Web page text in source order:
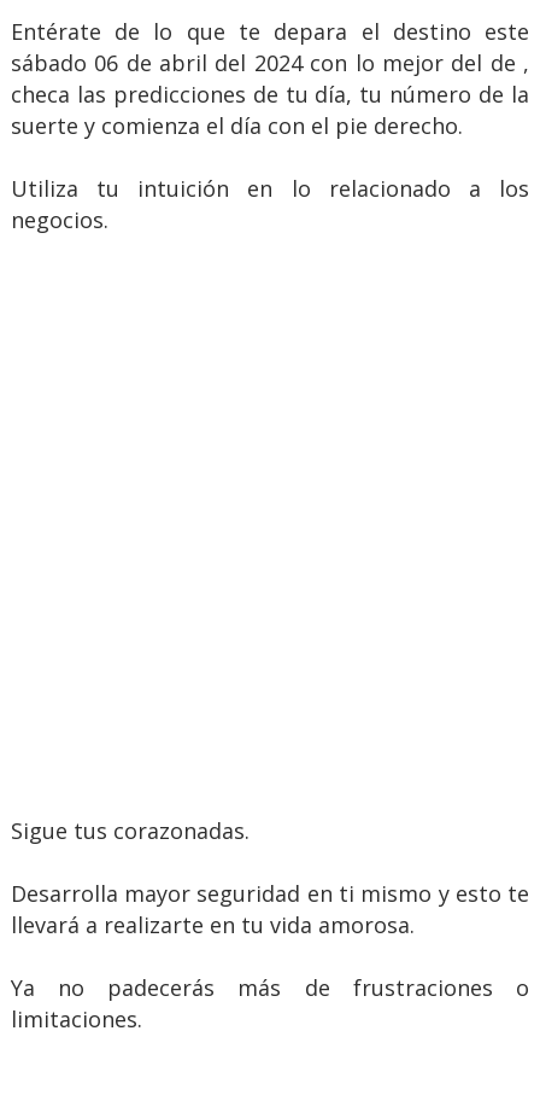
Entérate de lo que te depara el destino este
sábado 06 de abril del 2024 con lo mejor del de ,
checa las predicciones de tu día, tu número de la
suerte y comienza el día con el pie derecho.
Utiliza tu intuición en lo relacionado a los
negocios.
Sigue tus corazonadas.
Desarrolla mayor seguridad en ti mismo y esto te
llevará a realizarte en tu vida amorosa.
Ya no padecerás más de frustraciones o
limitaciones.